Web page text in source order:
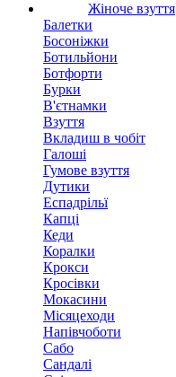
Жіноче взуття
Балетки
Босоніжки
Ботильйони
Ботфорти
Бурки
В'єтнамки
Взуття
Вкладиш в чобіт
Галоші
Гумове взуття
Дутики
Еспадрільї
Капці
Кеди
Коралки
Крокси
Кросівки
Мокасини
Місяцеходи
Напівчоботи
Сабо
Сандалі